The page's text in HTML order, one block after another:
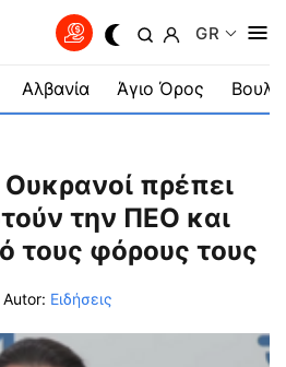
GR
Αλβανία Άγιο Όρος
πρέπει
την ΠΕΟ και
τους φόρους τους
Autor: Ειδήσεις